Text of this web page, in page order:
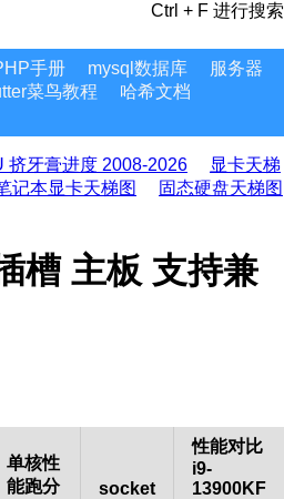
Ctrl + F 进行搜索
手册 mysql数据库
服务器
菜鸟教程
哈希文档
挤牙膏进度 2008-2026
显卡天梯
记本显卡天梯图
固态硬盘天梯图
槽 主板 支持兼
单核性
能跑分
socket
性能对比
i9-
13900KF